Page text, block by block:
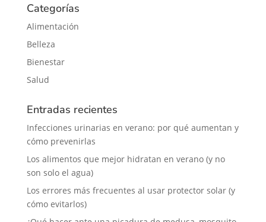
Categorías
Alimentación
Belleza
Bienestar
Salud
Entradas recientes
Infecciones urinarias en verano: por qué aumentan y
cómo prevenirlas
Los alimentos que mejor hidratan en verano (y no
son solo el agua)
Los errores más frecuentes al usar protector solar (y
cómo evitarlos)